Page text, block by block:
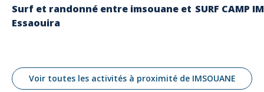
Surf et randonné entre imsouane et
Essaouira
SURF CAMP
Voir toutes les activités à proximité de IMSOUANE